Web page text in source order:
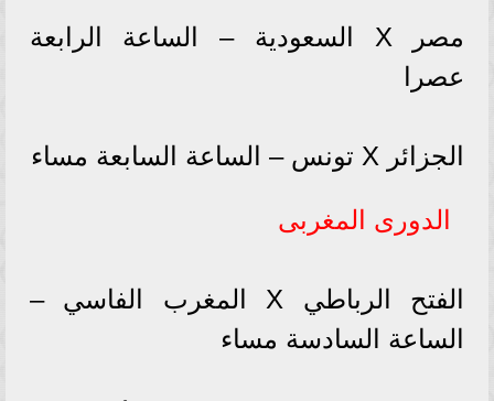
مصر X السعودية – الساعة الرابعة
عصرا
الجزائر X تونس – الساعة السابعة مساء
الدورى المغربى
الفتح الرباطي X المغرب الفاسي –
الساعة السادسة مساء